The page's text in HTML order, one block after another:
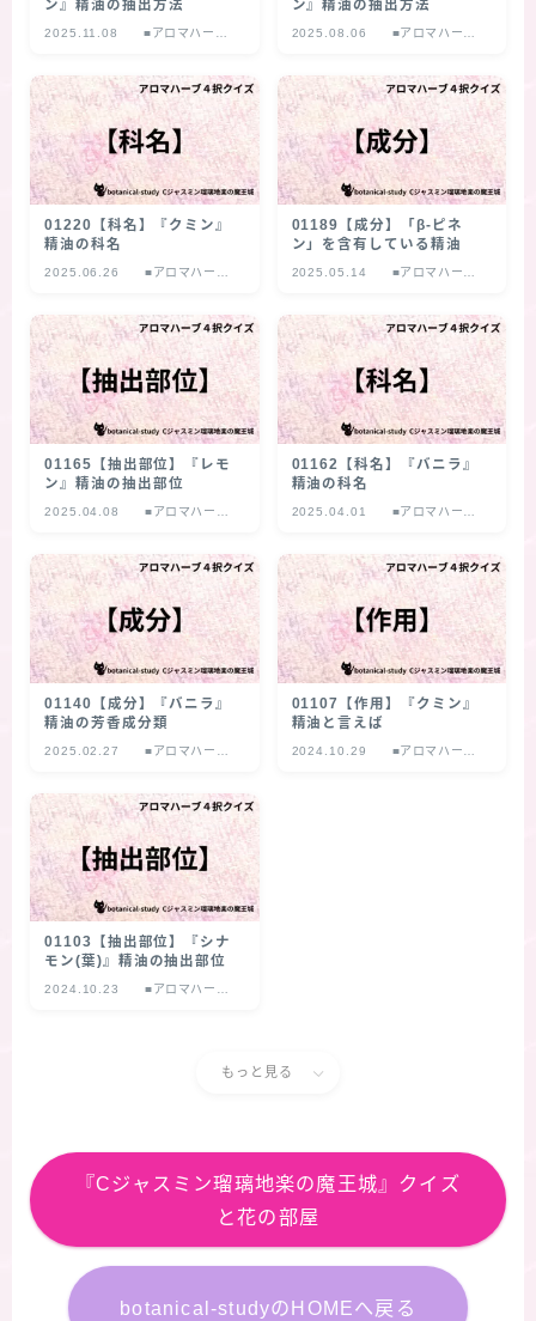
ン』精油の抽出方法
2025.11.08
■アロマハーブ
ン』精油の抽出方法
2025.08.06
■アロマハーブ
01220【科名】『クミン』
精油の科名
2025.06.26
■アロマハーブ
01189【成分】「β‐ピネ
ン」を含有している精油
2025.05.14
■アロマハーブ
01165【抽出部位】『レモ
ン』精油の抽出部位
2025.04.08
■アロマハーブ
01162【科名】『バニラ』
精油の科名
2025.04.01
■アロマハーブ
01140【成分】『バニラ』
精油の芳香成分類
2025.02.27
■アロマハーブ
01107【作用】『クミン』
精油と言えば
2024.10.29
■アロマハーブ
01103【抽出部位】『シナ
モン(葉)』精油の抽出部位
2024.10.23
■アロマハーブ
もっと見る
『Cジャスミン瑠璃地楽の魔王城』クイズ
と花の部屋
botanical-studyのHOMEへ戻る